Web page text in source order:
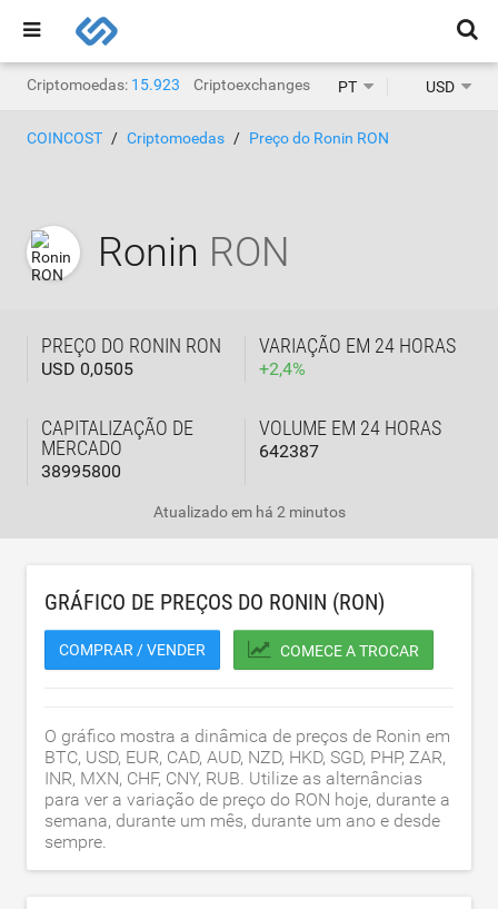
Criptomoedas: 15.923 Criptoexchanges: 1.468
PT USD
COINCOST Criptomoedas Preço do Ronin RON
Ronin RON
PREÇO DO RONIN RON
USD 0,0505
VARIAÇÃO EM 24 HORAS
+2,4%
CAPITALIZAÇÃO DE
MERCADO
38995800
VOLUME EM 24 HORAS
642387
Atualizado em há 2 minutos
GRÁFICO DE PREÇOS DO RONIN (RON)
COMPRAR / VENDER COMECE A TROCAR
O gráfico mostra a dinâmica de preços de Ronin em
BTC, USD, EUR, CAD, AUD, NZD, HKD, SGD, PHP, ZAR,
INR, MXN, CHF, CNY, RUB. Utilize as alternâncias
para ver a variação de preço do RON hoje, durante a
semana, durante um mês, durante um ano e desde
sempre.